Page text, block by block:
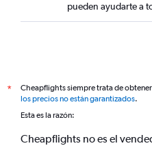
pueden ayudarte a
*
Cheapflights siempre trata de
los precios no están garantizados.
Esta es la razón:
Cheapflights no es el